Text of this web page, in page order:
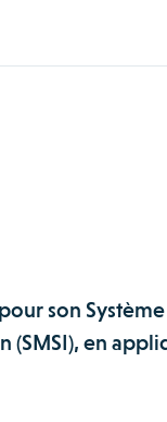
son
(SMSI), en